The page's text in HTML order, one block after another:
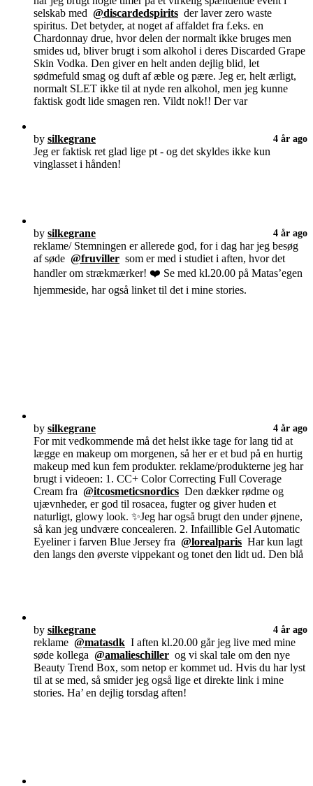
selskab med @discardedspirits der laver zero waste
spiritus. Det betyder, at noget af affaldet fra f.eks. en
Chardonnay drue, hvor delen der normalt ikke bruges men
smides ud, bliver brugt i som alkohol i deres Discarded Grape
Skin Vodka. Den giver en helt anden dejlig blid, let
sødmefuld smag og duft af æble og pære. Jeg er, helt ærligt,
normalt SLET ikke til at nyde ren alkohol, men jeg kunne
faktisk godt lide smagen ren. Vildt nok!! Der var
by silkegrane 4 år ago
Jeg er faktisk ret glad lige pt - og det skyldes ikke kun
vinglasset i hånden!
by silkegrane 4 år ago
reklame/ Stemningen er allerede god, for i dag har jeg besøg
af søde @fruviller som er med i studiet i aften, hvor det
handler om strækmærker! ❤️ Se med kl.20.00 på Matas’egen
hjemmeside, har også linket til det i mine stories.
by silkegrane 4 år ago
For mit vedkommende må det helst ikke tage for lang tid at
lægge en makeup om morgenen, så her er et bud på en hurtig
makeup med kun fem produkter. reklame/produkterne jeg har
brugt i videoen: 1. CC+ Color Correcting Full Coverage
Cream fra @itcosmeticsnordics Den dækker rødme og
ujævnheder, er god til rosacea, fugter og giver huden et
naturligt, glowy look. ✨Jeg har også brugt den under øjnene,
så kan jeg undvære concealeren. 2. Infaillible Gel Automatic
Eyeliner i farven Blue Jersey fra @lorealparis Har kun lagt
den langs den øverste vippekant og tonet den lidt ud. Den blå
by silkegrane 4 år ago
reklame @matasdk I aften kl.20.00 går jeg live med mine
søde kollega @amalieschiller og vi skal tale om den nye
Beauty Trend Box, som netop er kommet ud. Hvis du har lyst
til at se med, så smider jeg også lige et direkte link i mine
stories. Ha’ en dejlig torsdag aften!